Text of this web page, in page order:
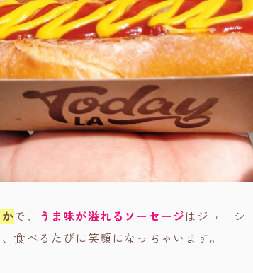
で、 うま味が溢れるソーセージはジューシ
食べるたびに笑顔になっちゃいます。